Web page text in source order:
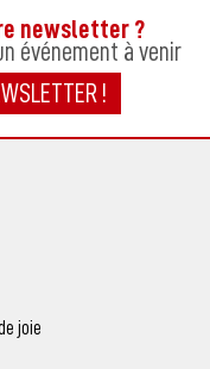
newsletter ?
événement à venir
!
joie